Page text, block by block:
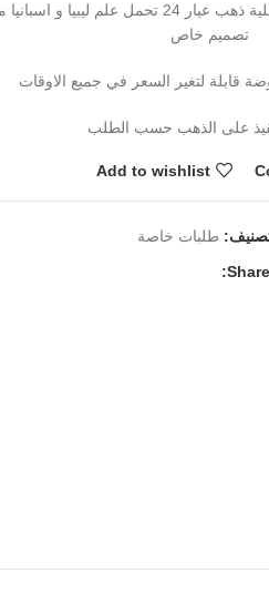
مصنوعات يدويا من الفضة عيار 925 و مطلية ذهب عيار 24
تصميم خاص
قابلة لتغير السعر في جميع الاوقات
على الذهب حسب الطلب
Add to wishlist
طلبات خاصة
Share: